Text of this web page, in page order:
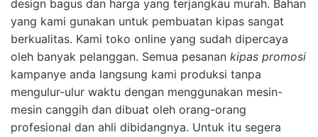
design bagus dan harga yang terjangkau murah. Bahan
yang kami gunakan untuk pembuatan kipas sangat
berkualitas. Kami toko online yang sudah dipercaya
oleh banyak pelanggan. Semua pesanan kipas promosi
kampanye anda langsung kami produksi tanpa
mengulur-ulur waktu dengan menggunakan mesin-
mesin canggih dan dibuat oleh orang-orang
profesional dan ahli dibidangnya. Untuk itu segera